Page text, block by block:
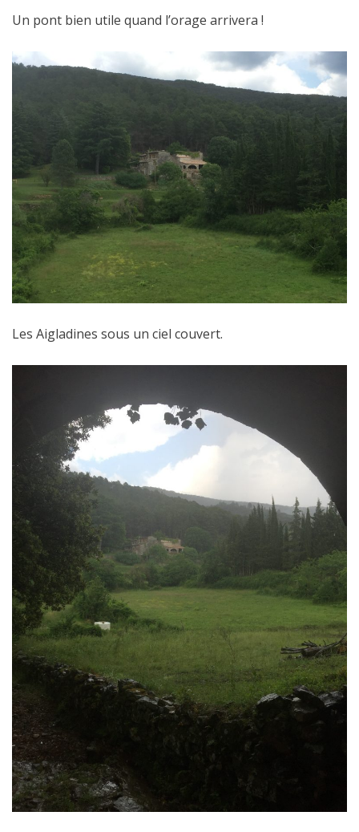
Un pont bien utile quand l’orage arrivera !
Les Aigladines sous un ciel couvert.